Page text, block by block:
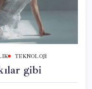
TEKNOLOJI
gibi